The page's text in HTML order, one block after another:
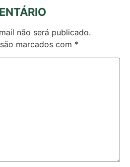
não será publicado.
marcados com *